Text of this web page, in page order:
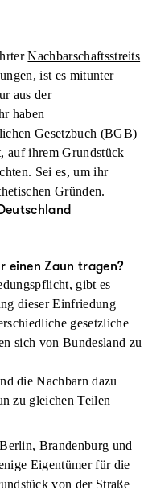
Nachbarschaftsstreits
ist es mitunter
aus der
haben
Gesetzbuch (BGB)
auf ihrem Grundstück
Sei es, um ihr
Gründen.
einen Zaun tragen?
gibt es
dieser Einfriedung
gesetzliche
sich von Bundesland zu
die Nachbarn dazu
zu gleichen Teilen
Brandenburg und
Eigentümer für die
von der Straße